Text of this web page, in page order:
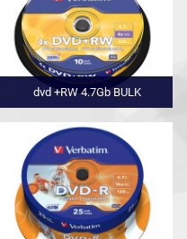
dvd +RW 4.7Gb BULK